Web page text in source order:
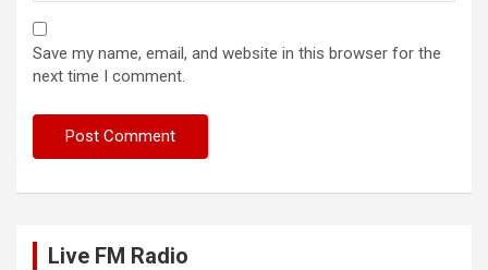
Save my name, email, and website in this browser for the
next time I comment.
Live FM Radio